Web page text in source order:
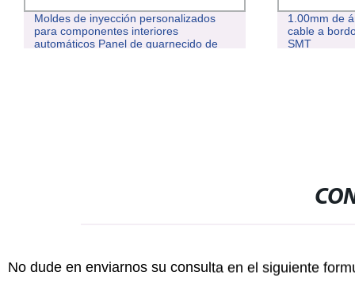
Moldes de inyección personalizados
para componentes interiores
automáticos Panel de guarnecido de
1.00mm de
cable a
SMT
No dude en enviarnos su consulta en el siguiente